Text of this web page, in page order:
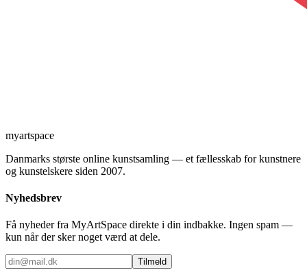
myartspace
Danmarks største online kunstsamling — et fællesskab for kunstnere
og kunstelskere siden 2007.
Nyhedsbrev
Få nyheder fra MyArtSpace direkte i din indbakke. Ingen spam —
kun når der sker noget værd at dele.
Tilmeld